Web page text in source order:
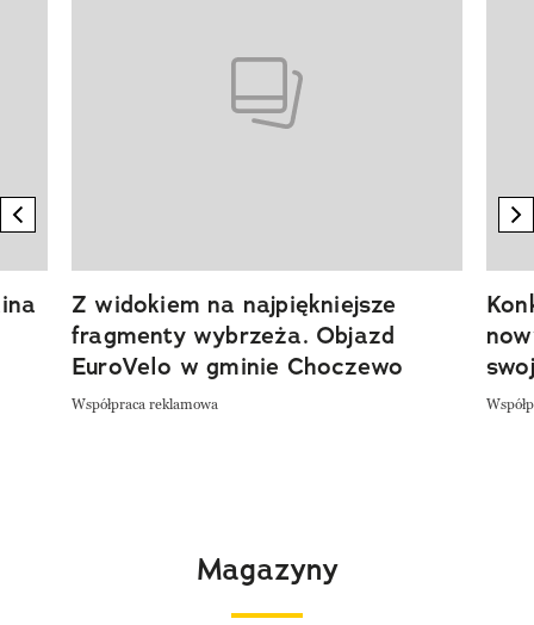
previous element
Z widokiem na najpiękniejsze
fragmenty wybrzeża. Objazd
EuroVelo w gminie Choczewo
Współpraca reklamowa
Magazyny